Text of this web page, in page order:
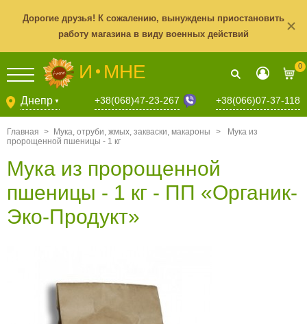
Дорогие друзья! К сожалению, вынуждены приостановить
работу магазина в виду военных действий
И МНЕ 0
Днепр ▼ +38(068)47-23-267 +38(066)07-37-118
Главная > Мука, отруби, жмых, закваски, макароны >
Мука из
пророщенной пшеницы - 1 кг
Мука из пророщенной
пшеницы - 1 кг - ПП «Органик-
Эко-Продукт»